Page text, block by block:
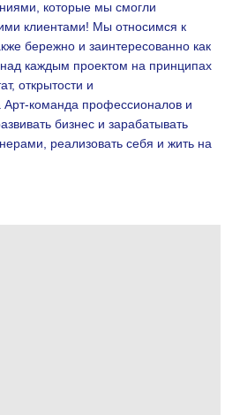
которые мы смогли
клиентами! Мы относимся к
бережно и заинтересованно как
каждым проектом на принципах
открытости и
Арт-команда профессионалов и
бизнес и зарабатывать
реализовать себя и жить на